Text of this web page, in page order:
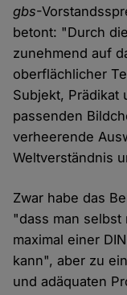
gbs-
betont: "Durch
zunehmend auf
oberflächlicher
Subjekt, Prädikat
passenden
verheerende
Weltverständnis
Zwar habe das
"dass man selbst
maximal einer
kann", aber zu
und adäquaten